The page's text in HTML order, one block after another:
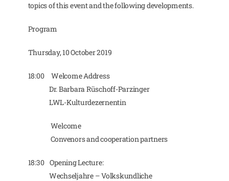
topics of this event and the following developments.
Program
Thursday, 10 October 2019
18:00 Welcome Address
Dr. Barbara Rüschoff-Parzinger
LWL-Kulturdezernentin
Welcome
Convenors and cooperation partners
18:30 Opening Lecture:
Wechseljahre – Volkskundliche